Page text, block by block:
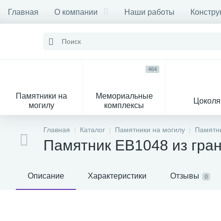
Главная О компании Наши работы
Памятники на
могилу
Мемориальные
комплексы
464
Цоколя
Декор на памятник
Главная Каталог Памятники на могилу
Памятник EB1048 из
Описание Характеристики Отзывы 0